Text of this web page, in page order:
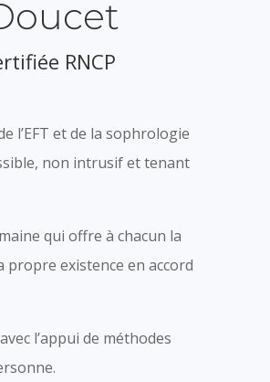
RNCP
l’EFT et de la sophrologie
non intrusif et tenant
qui offre à chacun la
existence en accord
l’appui de méthodes